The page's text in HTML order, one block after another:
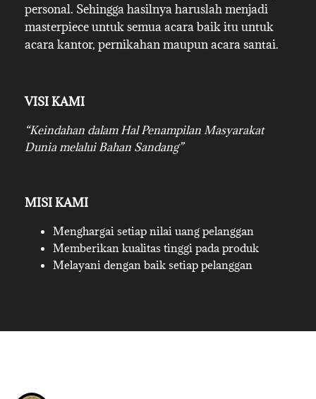
personal. Sehingga hasilnya haruslah menjadi
masterpiece untuk semua acara baik itu untuk
acara kantor, pernikahan maupun acara santai.
VISI KAMI
“Keindahan dalam Hal Penampilan Masyarakat
Dunia melalui Bahan Sandang”
MISI KAMI
Menghargai setiap nilai uang pelanggan
Memberikan kualitas tinggi pada produk
Melayani dengan baik setiap pelanggan